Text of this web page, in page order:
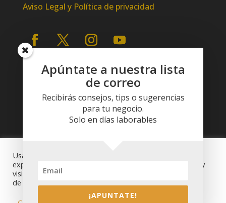
Aviso Legal y Política de privacidad
Usamos cookies en nuestro sitio web para brindarle la
experiencia más relevante recordando sus preferencias y
visitas repetidas. Al hacer clic en "Aceptar", acepta el uso
de TODAS las cookies.
Apúntate a nuestra lista
de correo
Recibirás consejos, tips o sugerencias
para tu negocio.
Solo en días laborables
¡APUNTATE!